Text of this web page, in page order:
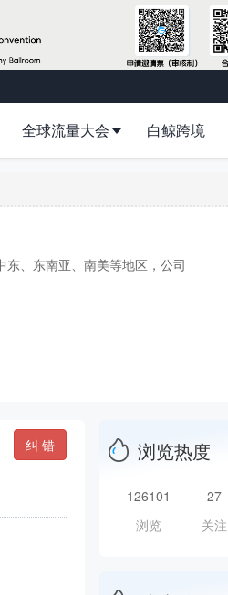
全球流量大会 白鲸跨境
、东南亚、南美等地区，公司
纠 错 浏览热度
126101
浏览
27
关注